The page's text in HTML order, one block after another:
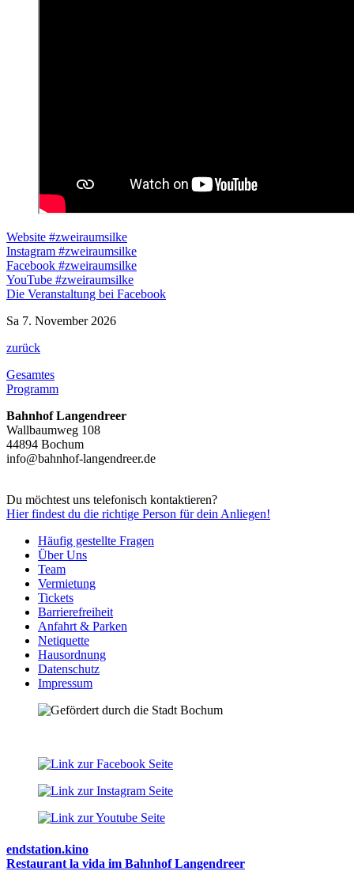
Website #zweiraumsilke
Instagram #zweiraumsilke
Facebook #zweiraumsilke
YouTube #zweiraumsilke
Die Veranstaltung bei Facebook
Sa 7. November 2026
zurück
Gesamtes
Programm
Bahnhof Langendreer
Wallbaumweg 108
44894 Bochum
info@bahnhof-langendreer.de
Du möchtest uns telefonisch kontaktieren?
Hierfindest du die richtige Person für dein Anliegen!
Häufig gestellte Fragen
Über Uns
Team
Vermietung
Tickets
Barrierefreiheit
Anfahrt & Parken
Netiquette
Hausordnung
Datenschutz
Impressum
endstation.kino
Restaurant la vida im Bahnhof Langendreer